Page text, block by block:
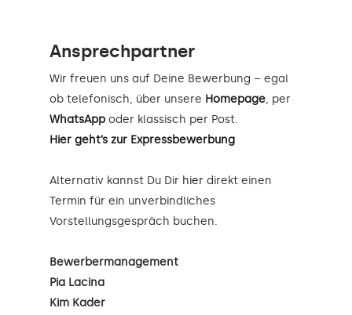
Ansprechpartner
Wir freuen uns auf Deine Bewerbung – egal
ob telefonisch, über unsere Homepage, per
WhatsApp oder klassisch per Post.
Hier geht’s zur Expressbewerbung
Alternativ kannst Du Dir hier direkt einen
Termin für ein unverbindliches
Vorstellungsgespräch buchen.
Bewerbermanagement
Pia Lacina
Kim Kader